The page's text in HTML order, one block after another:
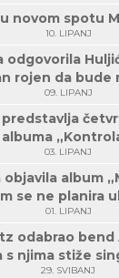
u novom spotu
10. LIPANJ
odgovorila
rojen da bude
09. LIPANJ
albuma
03. LIPANJ
album
se ne planira
01. LIPANJ
odabrao bend
s njima stiže
29. SVIBANJ